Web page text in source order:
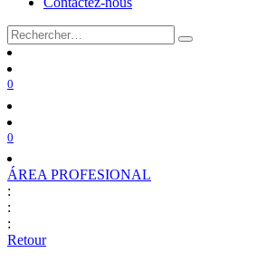
0
0
ÁREA PROFESIONAL
:
:
:
Retour